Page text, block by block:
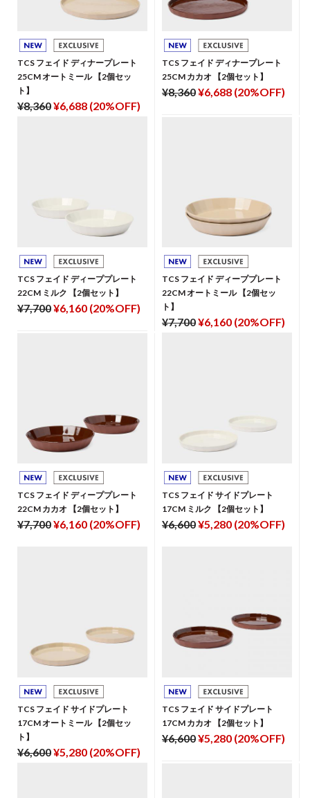
TCS フェイド ディナープレート
25CM オートミール 【2個セッ
ト】
¥8,360¥6,688 (20%OFF)
TCS フェイド ディナープレート
25CM カカオ 【2個セット】
¥8,360¥6,688 (20%OFF)
TCS フェイド ディーププレート
22CM ミルク 【2個セット】
¥7,700¥6,160 (20%OFF)
TCS フェイド ディーププレート
22CM オートミール 【2個セッ
ト】
¥7,700¥6,160 (20%OFF)
TCS フェイド ディーププレート
22CM カカオ 【2個セット】
¥7,700¥6,160 (20%OFF)
TCS フェイド サイドプレート
17CM ミルク 【2個セット】
¥6,600¥5,280 (20%OFF)
TCS フェイド サイドプレート
17CM オートミール 【2個セッ
ト】
¥6,600¥5,280 (20%OFF)
TCS フェイド サイドプレート
17CM カカオ 【2個セット】
¥6,600¥5,280 (20%OFF)